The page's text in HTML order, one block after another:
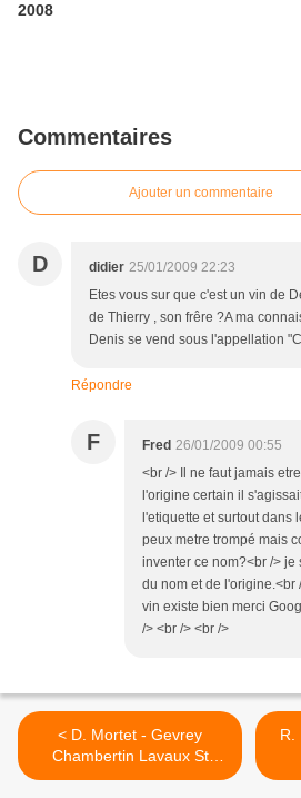
2008
Commentaires
Ajouter un commentaire
D didier 25/01/2009 22:23
Etes vous sur que c'est un vin de
de Thierry , son frêre ?A ma
Denis se vend sous l'appellation
Répondre
F Fred 26/01/2009 00:55
<br /> Il ne faut jamais
l'origine certain il
l'etiquette et surtout dans
peux metre trompé mais
inventer ce nom?<br />
du nom et de l'origine.<br
vin existe bien merci
/> <br /> <br />
< D. Mortet - Gevrey
Chambertin Lavaux St
Jacques 1999
R.